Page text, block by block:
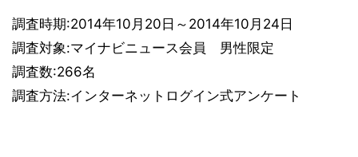
調査時期:2014年10月20日～2014年10月24日
調査対象:マイナビニュース会員 男性限定
調査数:266名
調査方法:インターネットログイン式アンケート